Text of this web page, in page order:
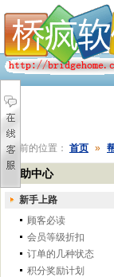
您当前的位置： 首页 »
帮助中心
新手上路
顾客必读
会员等级折扣
订单的几种状态
积分奖励计划